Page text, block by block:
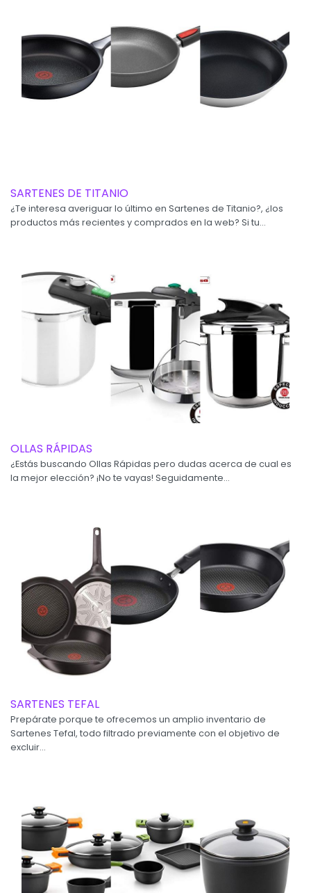
SARTENES DE TITANIO
¿Te interesa averiguar lo último en Sartenes de Titanio?, ¿los
productos más recientes y comprados en la web? Si tu...
OLLAS RÁPIDAS
¿Estás buscando Ollas Rápidas pero dudas acerca de cual es
la mejor elección? ¡No te vayas! Seguidamente...
SARTENES TEFAL
Prepárate porque te ofrecemos un amplio inventario de
Sartenes Tefal, todo filtrado previamente con el objetivo de
excluir...